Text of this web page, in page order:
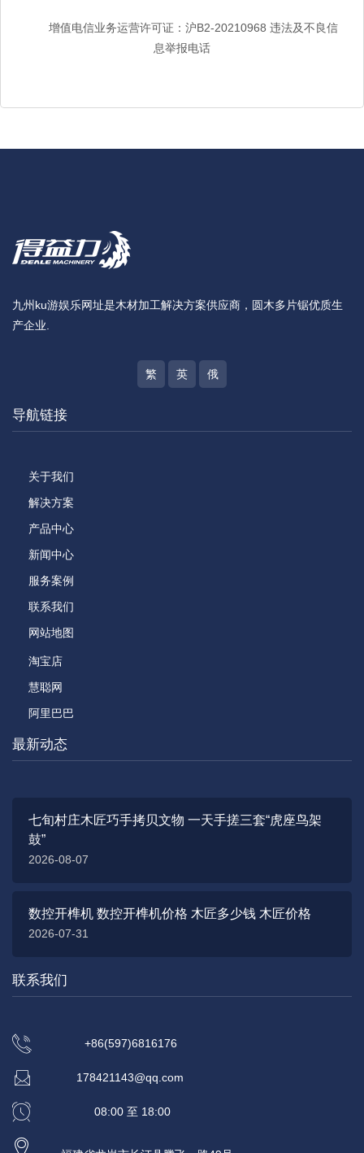
增值电信业务运营许可证：沪B2-20210968 违法及不良信
息举报电话
九州ku游娱乐网址是木材加工解决方案供应商，圆木多片锯优质生
产企业.
繁 英 俄
导航链接
关于我们
解决方案
产品中心
新闻中心
服务案例
联系我们
网站地图
淘宝店
慧聪网
阿里巴巴
最新动态
七旬村庄木匠巧手拷贝文物 一天手搓三套“虎座鸟架
鼓”
2026-08-07
数控开榫机 数控开榫机价格 木匠多少钱 木匠价格
2026-07-31
联系我们
+86(597)6816176
178421143@qq.com
08:00 至 18:00